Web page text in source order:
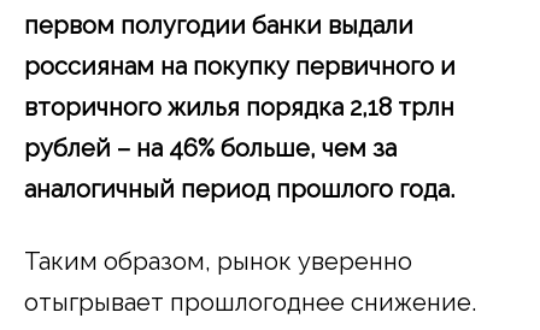
первом полугодии банки выдали
россиянам на покупку первичного и
вторичного жилья порядка 2,18 трлн
рублей – на 46% больше, чем за
аналогичный период прошлого года.
Таким образом, рынок уверенно
отыгрывает прошлогоднее снижение.